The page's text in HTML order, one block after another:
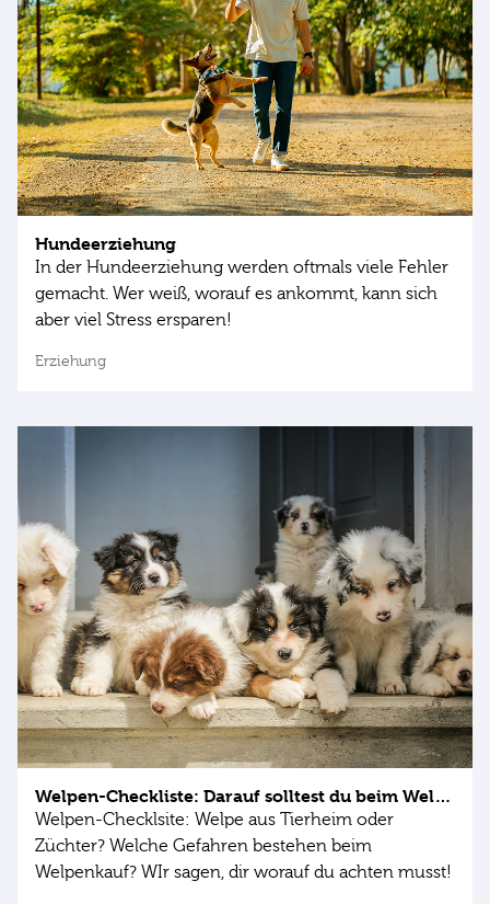
Hundeerziehung
In der Hundeerziehung werden oftmals viele Fehler
gemacht. Wer weiß, worauf es ankommt, kann sich
aber viel Stress ersparen!
Erziehung
Welpen-Checkliste: Darauf solltest du beim Welpenkauf achten
Welpen-Checklsite: Welpe aus Tierheim oder
Züchter? Welche Gefahren bestehen beim
Welpenkauf? WIr sagen, dir worauf du achten musst!